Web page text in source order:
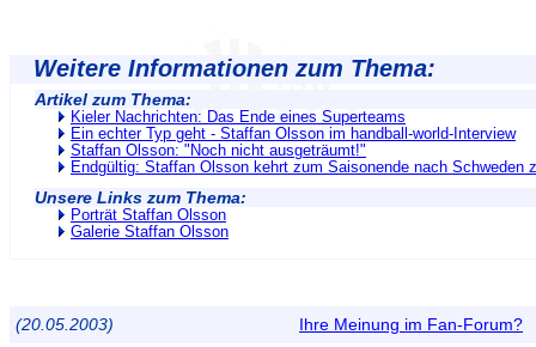
Weitere Informationen zum Thema:
Artikel zum Thema:
Kieler Nachrichten: Das Ende eines Superteams
Ein echter Typ geht - Staffan Olsson im handball-world-Interview
Staffan Olsson: "Noch nicht ausgeträumt!"
Endgültig: Staffan Olsson kehrt zum Saisonende nach Schweden
Unsere Links zum Thema:
Porträt Staffan Olsson
Galerie Staffan Olsson
(20.05.2003) Ihre Meinung im Fan-Forum?